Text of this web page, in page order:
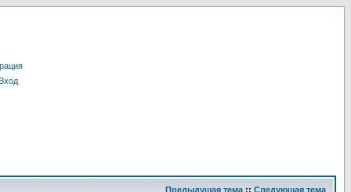
Предыдущая тема :: Следующая тема